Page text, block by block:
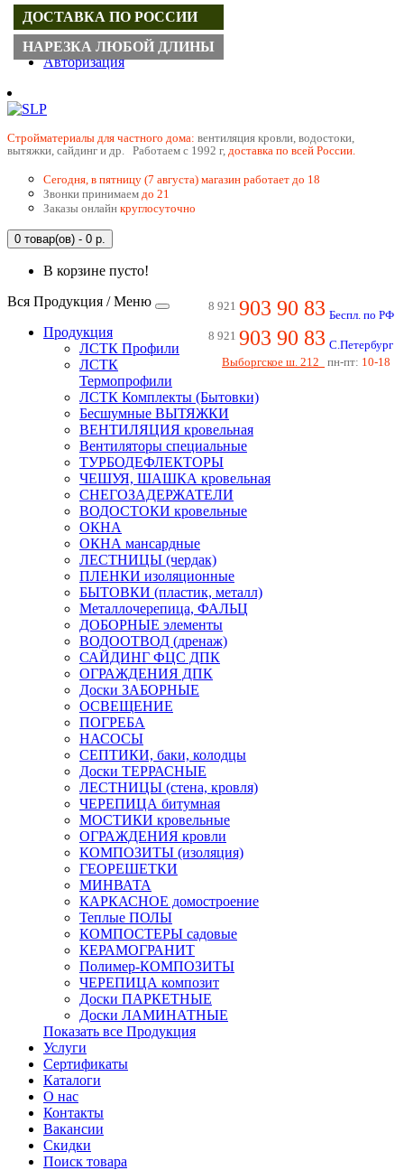
Регистрация
Авторизация
Cтройматериалы для частного дома: вентиляция кровли, водостоки,
вытяжки, сайдинг и др. Работаем с 1992 г, доставка по всей России.
Сегодня, в пятницу (7 августа) магазин работает до 18
Звонки принимаем до 21
Заказы онлайн круглосуточно
0 товар(ов) - 0 р.
В корзине пусто!
8 921 903 90 83 Беспл. по РФ
8 921 903 90 83 С.Петербург
Выборгское ш. 212
пн-пт: 10-18
Вся Продукция / Меню
Продукция
ЛСТК Профили
ЛСТК
Термопрофили
ЛСТК Комплекты (Бытовки)
Бесшумные ВЫТЯЖКИ
ВЕНТИЛЯЦИЯ кровельная
Вентиляторы специальные
ТУРБОДЕФЛЕКТОРЫ
ЧЕШУЯ, ШАШКА кровельная
СНЕГОЗАДЕРЖАТЕЛИ
ВОДОСТОКИ кровельные
ОКНА
ОКНА мансардные
ЛЕСТНИЦЫ (чердак)
ПЛЕНКИ изоляционные
БЫТОВКИ (пластик, металл)
Металлочерепица, ФАЛЬЦ
ДОБОРНЫЕ элементы
ВОДООТВОД (дренаж)
САЙДИНГ ФЦС ДПК
ОГРАЖДЕНИЯ ДПК
Доски ЗАБОРНЫЕ
ОСВЕЩЕНИЕ
ПОГРЕБА
НАСОСЫ
СЕПТИКИ, баки, колодцы
Доски ТЕРРАСНЫЕ
ЛЕСТНИЦЫ (стена, кровля)
ЧЕРЕПИЦА битумная
МОСТИКИ кровельные
ОГРАЖДЕНИЯ кровли
КОМПОЗИТЫ (изоляция)
ГЕОРЕШЕТКИ
МИНВАТА
КАРКАСНОЕ домостроение
Теплые ПОЛЫ
КОМПОСТЕРЫ садовые
КЕРАМОГРАНИТ
Полимер-КОМПОЗИТЫ
ЧЕРЕПИЦА композит
Доски ПАРКЕТНЫЕ
Доски ЛАМИНАТНЫЕ
Показать все Продукция
Услуги
Сертификаты
Каталоги
О нас
Контакты
Вакансии
Скидки
Поиск товара
ДОСТАВКА ПО РОССИИ
НАРЕЗКА ЛЮБОЙ ДЛИНЫ